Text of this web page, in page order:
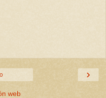
›
web